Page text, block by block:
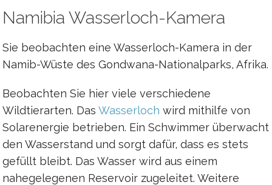
Namibia Wasserloch-Kamera
Sie beobachten eine Wasserloch-Kamera in der
Namib-Wüste des Gondwana-Nationalparks, Afrika.
Beobachten Sie hier viele verschiedene
Wildtierarten. Das Wasserloch wird mithilfe von
Solarenergie betrieben. Ein Schwimmer überwacht
den Wasserstand und sorgt dafür, dass es stets
gefüllt bleibt. Das Wasser wird aus einem
nahegelegenen Reservoir zugeleitet. Weitere